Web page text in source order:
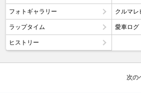
フォトギャラリー クルマレ
ラップタイム 愛車ログ
ヒストリー
次の